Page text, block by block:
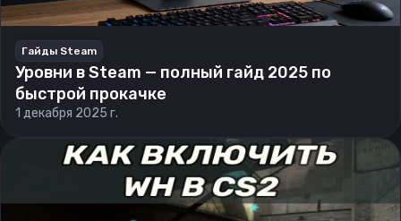
Гайды Steam
Уровни в Steam — полный гайд 2025 по
быстрой прокачке
1 декабря 2025 г.